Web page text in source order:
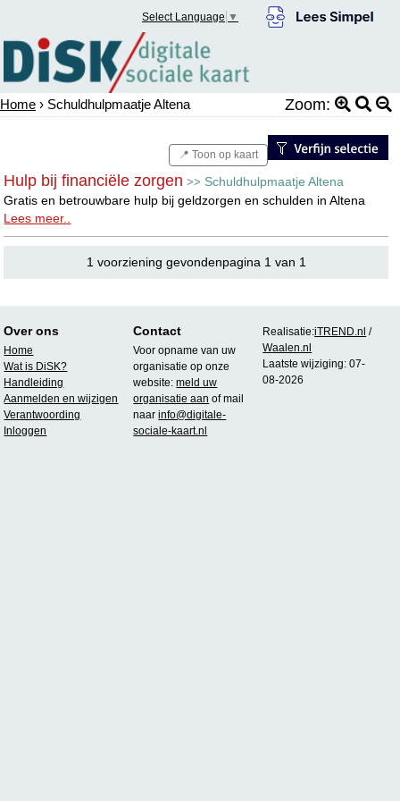
Select Language ▼
Home › Schuldhulpmaatje Altena Zoom:
📍 Toon op kaart
Hulp bij financiële zorgen >> Schuldhulpmaatje Altena
Gratis en betrouwbare hulp bij geldzorgen en schulden in Altena
Lees meer..
1 voorziening gevondenpagina 1 van 1
Over ons
Home
Wat is DiSK?
Handleiding
Aanmelden en wijzigen
Verantwoording
Inloggen
Contact
Voor opname van uw
organisatie op onze
website:meld uw
organisatie aan of mail
naarinfo@digitale-
sociale-kaart.nl
Realisatie:iTREND.nl /
Waalen.nl
Laatste wijziging: 07-
08-2026